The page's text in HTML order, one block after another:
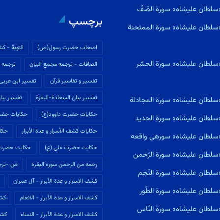
علیشاه» سورة الصّفّ
علیشاه» سورة الممتحنة
علیشاه» سورة الحشر
علیشاه» سورة المجادلة
علیشاه» سورة الحديد
علیشاه» سورهى واقعه
علیشاه» سورة الرّحمن
علیشاه» سورة النّجم
علیشاه» سورة الطّور
علیشاه» سورة النّاس
برچسپ
اصحاب حضرت رسول(ص)
التوبة -
الصافات - ترجمه مجمع البیان
تفسير و تفاسير قرآن
تفسیر ابن
تفسیر بیان السعادة-البقرة
تفسیر
حکایات حضرت داوود(ع)
حکایات
حکایات كشف الأسرار و عدة الأبرار
حکایت حضرت علی (ع)
حکایت
رحمه من الرحمن سوره البقره
ص -
كشف الاسرار و عدة الأبرار - آل عمران
كشف الاسرار و عدة الأبرار - الانعام
كشف الاسرار و عدة الأبرار - النساء